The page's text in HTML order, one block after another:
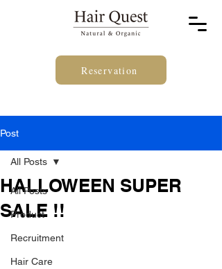
Reservation
Post
All Posts
Product
Recruitment
Hair Care
All Posts
HALLOWEEN SUPER
SALE !!